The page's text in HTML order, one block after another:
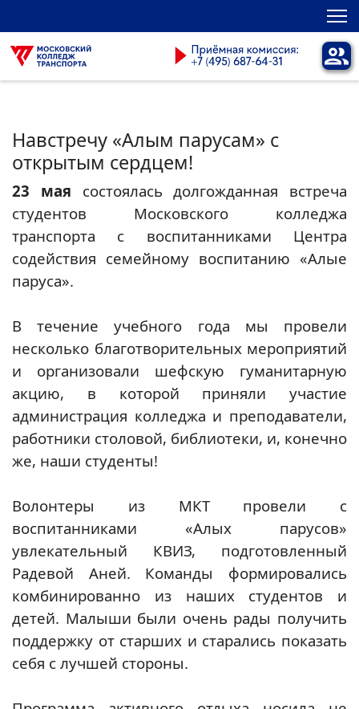
Навстречу «Алым парусам» с
открытым сердцем!
23 мая состоялась долгожданная встреча
студентов Московского колледжа
транспорта с воспитанниками Центра
содействия семейному воспитанию «Алые
паруса».
В течение учебного года мы провели
несколько благотворительных мероприятий
и организовали шефскую гуманитарную
акцию, в которой приняли участие
администрация колледжа и преподаватели,
работники столовой, библиотеки, и, конечно
же, наши студенты!
Волонтеры из МКТ провели с
воспитанниками «Алых парусов»
увлекательный КВИЗ, подготовленный
Радевой Аней. Команды формировались
комбинированно из наших студентов и
детей. Малыши были очень рады получить
поддержку от старших и старались показать
себя с лучшей стороны.